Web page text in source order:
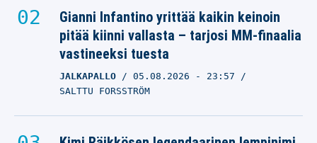
Gianni Infantino yrittää kaikin keinoin
pitää kiinni vallasta – tarjosi MM-finaalia
vastineeksi tuesta
JALKAPALLO 05.08.2026 - 23:57
SALTTU FORSSTRÖM